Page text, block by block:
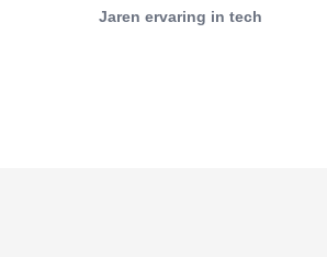
Jaren ervaring in tech